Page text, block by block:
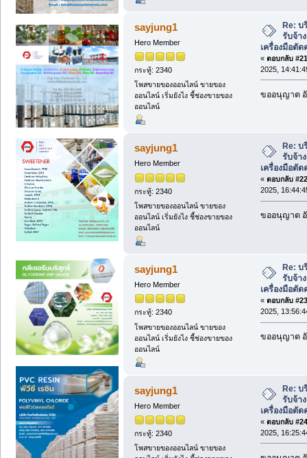
sayjung1
Hero Member
กระทู้: 2340
โพสขายของออนไลน์ ขายของ
ออนไลน์ เริ่มยังไง ชี้ช่องขายของ
ออนไลน์
Re: บ
รับจ้า
เครื่องมือตั
« ตอบกลับ
2025,
ขออนุญาต
sayjung1
Hero Member
กระทู้: 2340
โพสขายของออนไลน์ ขายของ
ออนไลน์ เริ่มยังไง ชี้ช่องขายของ
ออนไลน์
Re:
รับจ้า
เครื่องมือตั
« ตอบกลับ
2025,
ขออนุญาต
sayjung1
Hero Member
กระทู้: 2340
โพสขายของออนไลน์ ขายของ
ออนไลน์ เริ่มยังไง ชี้ช่องขายของ
ออนไลน์
Re:
รับจ้า
เครื่องมือตั
« ตอบกลับ
2025,
ขออนุญาต
sayjung1
Hero Member
กระทู้: 2340
โพสขายของออนไลน์ ขายของ
Re:
รับจ้า
เครื่องมือตั
« ตอบกลับ
2025,